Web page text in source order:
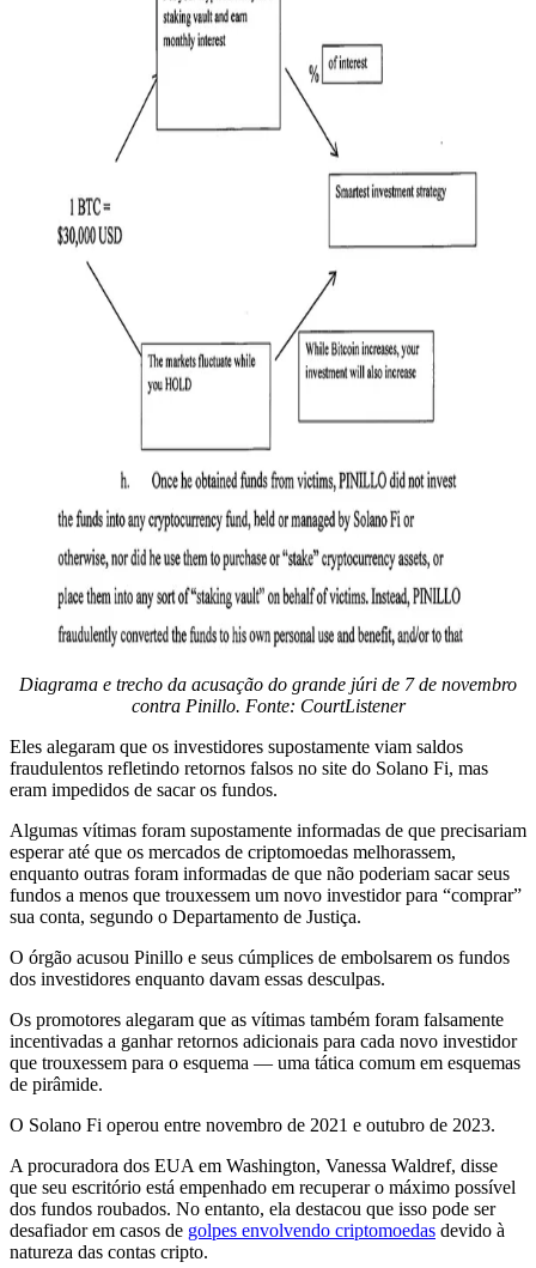
Diagrama e trecho da acusação do grande júri de 7 de novembro
contra Pinillo. Fonte: CourtListener
Eles alegaram que os investidores supostamente viam saldos
fraudulentos refletindo retornos falsos no site do Solano Fi, mas
eram impedidos de sacar os fundos.
Algumas vítimas foram supostamente informadas de que precisariam
esperar até que os mercados de criptomoedas melhorassem,
enquanto outras foram informadas de que não poderiam sacar seus
fundos a menos que trouxessem um novo investidor para “comprar”
sua conta, segundo o Departamento de Justiça.
O órgão acusou Pinillo e seus cúmplices de embolsarem os fundos
dos investidores enquanto davam essas desculpas.
Os promotores alegaram que as vítimas também foram falsamente
incentivadas a ganhar retornos adicionais para cada novo investidor
que trouxessem para o esquema — uma tática comum em esquemas
de pirâmide.
O Solano Fi operou entre novembro de 2021 e outubro de 2023.
A procuradora dos EUA em Washington, Vanessa Waldref, disse
que seu escritório está empenhado em recuperar o máximo possível
dos fundos roubados. No entanto, ela destacou que isso pode ser
desafiador em casos de golpes envolvendo criptomoedas devido à
natureza das contas cripto.